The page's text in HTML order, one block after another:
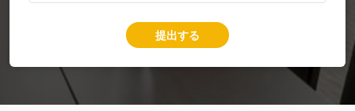
提出する